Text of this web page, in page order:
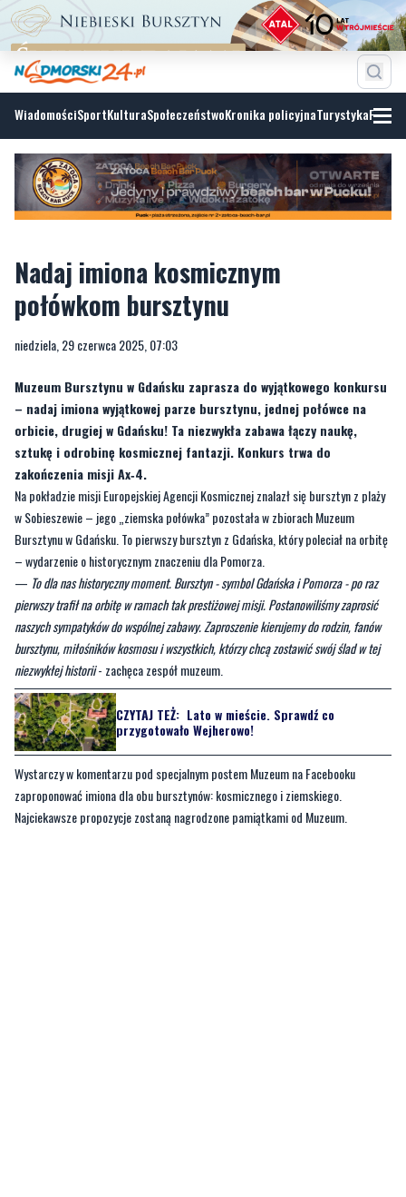
WiadomościSportKulturaSpołeczeństwoKronika policyjnaTurystyka
Nadaj imiona kosmicznym
niedziela, 29 czerwca 2025, 07:03
Muzeum Bursztynu w Gdańsku zaprasza do wyjątkowego konkursu
– nadaj imiona wyjątkowej parze bursztynu, jednej połówce na
sztukę i odrobinę kosmicznej fantazji. Konkurs trwa do
zakończenia misji Ax‑4.
Na pokładzie misji Europejskiej Agencji Kosmicznej znalazł się bursztyn z plaży
w Sobieszewie – jego „ziemska połówka” pozostała w zbiorach Muzeum
Bursztynu w Gdańsku. To pierwszy bursztyn z Gdańska, który poleciał na orbitę
– wydarzenie o historycznym znaczeniu dla Pomorza.
—To dla nas historyczny moment. Bursztyn - symbol Gdańska i Pomorza - po raz
pierwszy trafił na orbitę w ramach tak prestiżowej misji. Postanowiliśmy zaprosić
naszych sympatyków do wspólnej zabawy. Zaproszenie kierujemy do rodzin, fanów
bursztynu, miłośników kosmosu i wszystkich, którzy chcą zostawić swój ślad w tej
niezwykłej historii- zachęca zespół muzeum.
CZYTAJ TEŻ:Lato w mieście. Sprawdź co
przygotowało Wejherowo!
Wystarczy w komentarzu pod specjalnym postem Muzeum na Facebooku
zaproponować imiona dla obu bursztynów: kosmicznego i ziemskiego.
Najciekawsze propozycje zostaną nagrodzone pamiątkami od Muzeum.